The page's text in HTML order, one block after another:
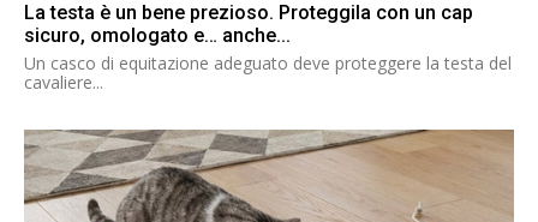
La testa è un bene prezioso. Proteggila con un cap
sicuro, omologato e… anche...
Un casco di equitazione adeguato deve proteggere la testa del
cavaliere...